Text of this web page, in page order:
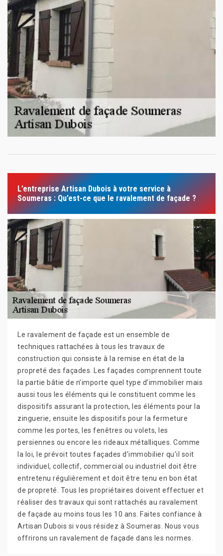
L’entreprise Artisan Dubois à votre service à
Soumeras : Qu’est-ce que le ravalement de façade ?
Le ravalement de façade est un ensemble de
techniques rattachées à tous les travaux de
construction qui consiste à la remise en état de la
propreté des façades. Les façades comprennent toute
la partie bâtie de n’importe quel type d’immobilier mais
aussi tous les éléments qui le constituent comme les
dispositifs assurant la protection, les éléments pour la
zinguerie, ensuite les dispositifs pour la fermeture
comme les portes, les fenêtres ou volets, les
persiennes ou encore les rideaux métalliques. Comme
la loi, le prévoit toutes façades d’immobilier qu’il soit
individuel, collectif, commercial ou industriel doit être
entretenu régulièrement et doit être tenu en bon état
de propreté. Tous les propriétaires doivent effectuer et
réaliser des travaux qui sont rattachés au ravalement
de façade au moins tous les 10 ans. Faites confiance à
Artisan Dubois si vous résidez à Soumeras. Nous vous
offrirons un ravalement de façade dans les normes.